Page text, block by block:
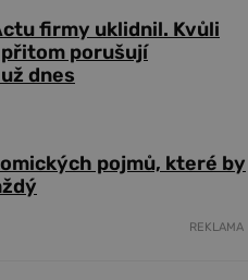
firmy uklidnil. Kvůli
porušují
dnes
pojmů, které by
REKLAMA